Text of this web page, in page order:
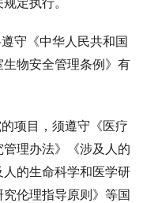
守《中华人民共和国
物安全管理条例》有
项目，须遵守《医疗
理办法》《涉及人的
的生命科学和医学研
伦理指导原则》等国